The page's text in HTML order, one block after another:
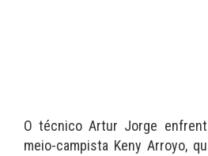
O técnico Artur Jorge
meio-campista Keny Arroyo,